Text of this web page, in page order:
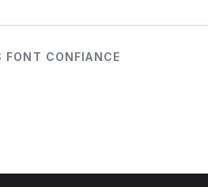
FONT CONFIANCE